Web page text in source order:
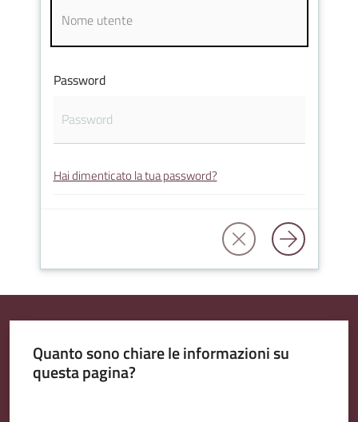
Amministrazione
Seguici
Password
Hai dimenticato la tua password?
Quanto sono chiare le informazioni su
questa pagina?